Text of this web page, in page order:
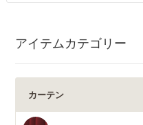
アイテムカテゴリー
カーテン